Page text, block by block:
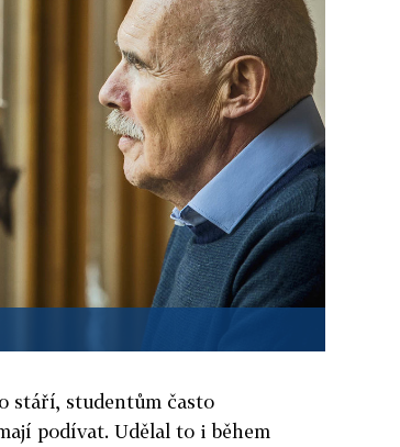
stáří, studentům často
podívat. Udělal to i během